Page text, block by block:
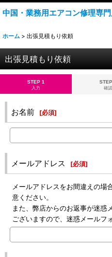
中国・業務用エアコン修理専
ホーム > 出張見積もり依頼
出張見積もり依頼
STEP 1
入力
確認
お名前 [必須]
メールアドレス [必須]
メールアドレスをお間違えの場
意ください。
また、弊店からのお返事が迷惑
ございますので、迷惑メールフ